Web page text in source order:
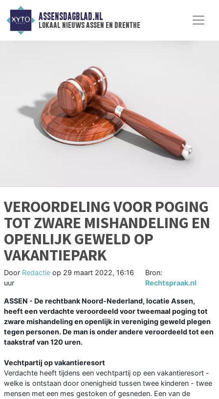
ASSENSDAGBLAD.NL
lokaal nieuws assen en drenthe
VEROORDELING VOOR POGING
TOT ZWARE MISHANDELING EN
OPENLIJK GEWELD OP
VAKANTIEPARK
Door Redactie op 29 maart 2022, 16:16
uur
Bron:
Rechtspraak.nl
ASSEN - De rechtbank Noord-Nederland, locatie Assen,
heeft een verdachte veroordeeld voor tweemaal poging tot
zware mishandeling en openlijk in vereniging geweld plegen
tegen personen. De man is onder andere veroordeeld tot een
taakstraf van 120 uren.
Vechtpartij op vakantieresort
Verdachte heeft tijdens een vechtpartij op een vakantieresort -
welke is ontstaan door onenigheid tussen twee kinderen - twee
mensen met een mes gestoken of gesneden. Een van de